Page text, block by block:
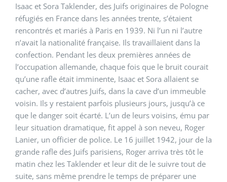
Isaac et Sora Taklender, des Juifs originaires de Pologne
réfugiés en France dans les années trente, s’étaient
rencontrés et mariés à Paris en 1939. Ni l’un ni l’autre
n’avait la nationalité française. Ils travaillaient dans la
confection. Pendant les deux premières années de
l’occupation allemande, chaque fois que le bruit courait
qu’une rafle était imminente, Isaac et Sora allaient se
cacher, avec d’autres Juifs, dans la cave d’un immeuble
voisin. Ils y restaient parfois plusieurs jours, jusqu’à ce
que le danger soit écarté. L’un de leurs voisins, ému par
leur situation dramatique, fit appel à son neveu, Roger
Lanier, un officier de police. Le 16 juillet 1942, jour de la
grande rafle des Juifs parisiens, Roger arriva très tôt le
matin chez les Taklender et leur dit de le suivre tout de
suite, sans même prendre le temps de préparer une